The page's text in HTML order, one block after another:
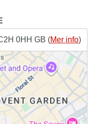
0HH GB (Mer info)